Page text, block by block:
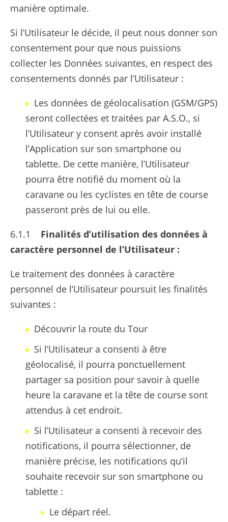
manière optimale.
Si l’Utilisateur le décide, il peut nous donner son
consentement pour que nous puissions
collecter les Données suivantes, en respect des
consentements donnés par l’Utilisateur :
Les données de géolocalisation (GSM/GPS)
seront collectées et traitées par A.S.O., si
l’Utilisateur y consent après avoir installé
l’Application sur son smartphone ou
tablette. De cette manière, l’Utilisateur
pourra être notifié du moment où la
caravane ou les cyclistes en tête de course
passeront près de lui ou elle.
6.1.1 Finalités d’utilisation des données à
caractère personnel de l’Utilisateur :
Le traitement des données à caractère
personnel de l’Utilisateur poursuit les finalités
suivantes :
Découvrir la route du Tour
Si l’Utilisateur a consenti à être
géolocalisé, il pourra ponctuellement
partager sa position pour savoir à quelle
heure la caravane et la tête de course sont
attendus à cet endroit.
Si l’Utilisateur a consenti à recevoir des
notifications, il pourra sélectionner, de
manière précise, les notifications qu’il
souhaite recevoir sur son smartphone ou
tablette :
Le départ réel.